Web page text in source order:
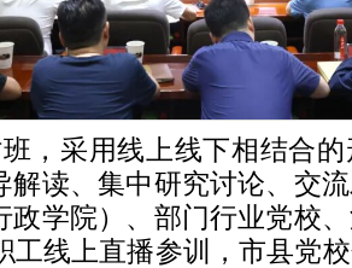
，采用线上线下相结合
解读、集中研究讨论、交
政学院）、部门行业党校
工线上直播参训，市县党